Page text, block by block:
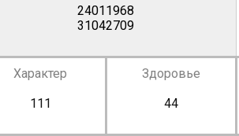
24011968
31042709
Характер
111
Здоровье
44